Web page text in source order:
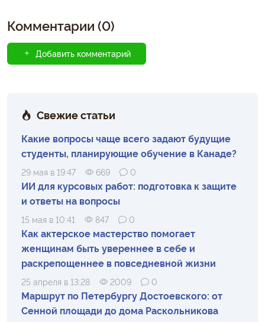
Комментарии (0)
Добавить комментарий
Свежие статьи
Какие вопросы чаще всего задают будущие
студенты, планирующие обучение в Канаде?
29 мая в 19:47 669 0
ИИ для курсовых работ: подготовка к защите
и ответы на вопросы
15 мая в 10:41 847 0
Как актерское мастерство помогает
женщинам быть увереннее в себе и
раскрепощеннее в повседневной жизни
25 апреля в 13:28 2009 0
Маршрут по Петербургу Достоевского: от
Сенной площади до дома Раскольникова